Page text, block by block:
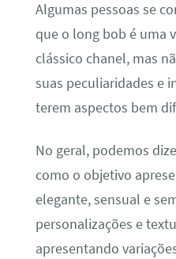
Algumas pessoas se
que o long bob é uma
clássico chanel, mas
suas peculiaridades e
terem aspectos bem
No geral, podemos
como o objetivo
elegante, sensual e
personalizações e
apresentando